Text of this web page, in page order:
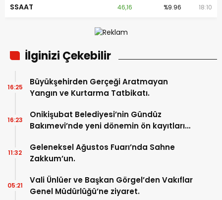
SSAAT 46,16 %9.96 18:10
İlginizi Çekebilir
Büyükşehirden Gerçeği Aratmayan
Yangın ve Kurtarma Tatbikatı.
16:25
Onikişubat Belediyesi’nin Gündüz
Bakımevi’nde yeni dönemin ön kayıtları
16:23
Geleneksel Ağustos Fuarı’nda Sahne
Zakkum’un.
11:32
Vali Ünlüer ve Başkan Görgel’den Vakıflar
Genel Müdürlüğü’ne ziyaret.
05:21